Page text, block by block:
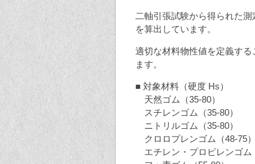
二軸引張試験から得られた
を算出しています。
適切な材料物性値を定義す
ます。
■ 対象材料（硬度 Hs）
天然ゴム（35-80）
スチレンゴム（35-80）
ニトリルゴム（35-80）
クロロプレンゴム（48-75）
エチレン・プロピレンゴム